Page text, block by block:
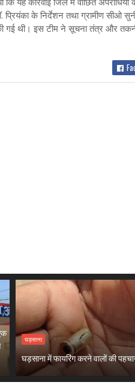
के निर्देशन तथा ग्रामीण सीओ
गई थी। इस टीम ने सूचना तंत्र और
घड़साना
घड़साना में फायरिंग करने वालों की